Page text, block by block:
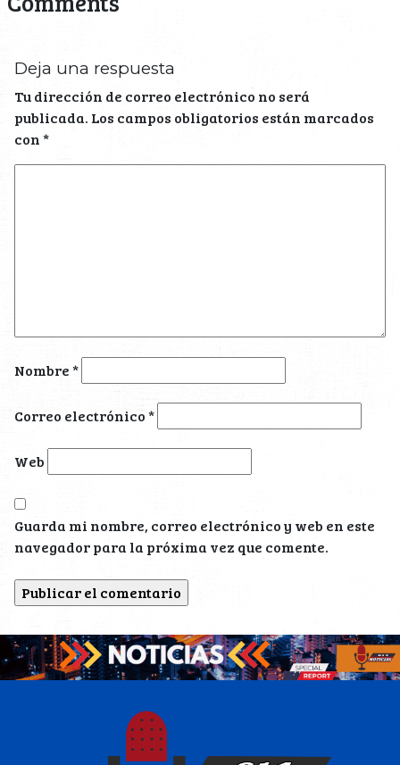
Deja una respuesta
Tu dirección de correo electrónico no será
publicada. Los campos obligatorios están marcados
con*
Nombre*
Correo electrónico*
Web
Guarda mi nombre, correo electrónico y web en este
navegador para la próxima vez que comente.